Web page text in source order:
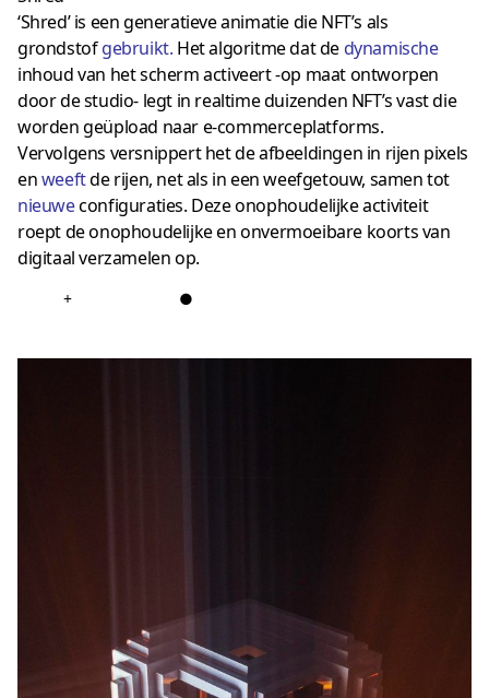
‘Shred’ is een generatieve animatie die NFT’s als
grondstofgebruikt. Het algoritme dat de dynamische
inhoud van het scherm activeert -op maat ontworpen
door de studio- legt in realtime duizenden NFT’s vast die
worden geüpload naar e-commerceplatforms.
Vervolgens versnippert het de afbeeldingen in rijen pixels
enweeftde rijen, net als in een weefgetouw, samen tot
nieuweconfiguraties. Deze onophoudelijke activiteit
roept de onophoudelijke en onvermoeibare koorts van
digitaal verzamelen op.
+ ●